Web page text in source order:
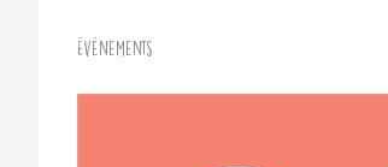
Événements